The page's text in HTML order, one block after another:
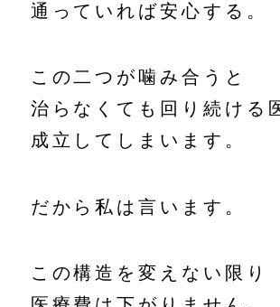
通っていれば安心する。
この二つが噛み合うと
治らなくても回り続ける
成立してしまいます。
だから私は言います。
この構造を変えない限り